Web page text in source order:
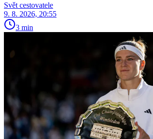
Svět cestovatele
9. 8. 2026, 20:55
3 min